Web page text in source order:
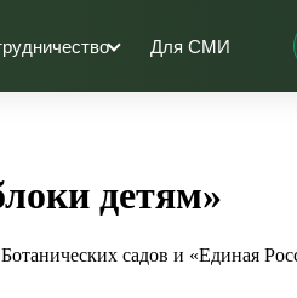
Для СМИ
детям»
садов и «Единая